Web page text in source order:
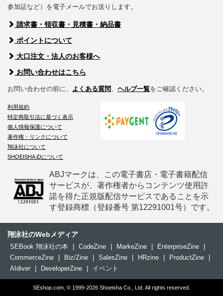
参加証など）を電子メールでお送りします。
請求書・領収書・見積書・納品書
ポイントについて
大口注文・法人のお客様へ
お問い合わせはこちら
お問い合わせの前に、 よくある質問 ヘルプ一覧をご確認ください。
利用規約
特定商取引法に基づく表示
個人情報保護について
著作権・リンクについて
翔泳社について
SHOEISHA iDについて
ABJマークは、この電子書店・電子書籍配信
サービスが、著作権者からコンテンツ使用許
諾を得た正規版配信サービスであることを示
す登録商標（登録番号 第12291001号）です。
翔泳社のWebメディア
SEBook 翔泳社の本 | CodeZine | MarkeZine | EnterpriseZine
|
CommerceZine
| Biz/Zine | SalesZine | HRzine | ProductZine
|
AIdiver
| DeveloperZine | イベント
SEshop.com, © 1999-2026 Shoeisha Co., Ltd. All rights reserved.